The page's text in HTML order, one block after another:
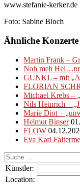
www.stefanie-kerker.de
Foto: Sabine Bloch
Ähnliche Konzerte
Martin Frank –
Noh meh
GUNKL – mit
FLORIAN
Michael Krebs –
Nils Heinrich –
Marie Diot –
Helmut Binser
FLOW
Eva Karl
Suche
nach:
Künstler:
Location: